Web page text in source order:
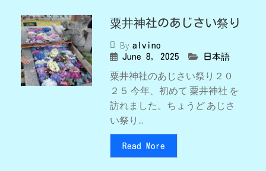
粟井神社のあじさい祭り
By alvino
June 8, 2025
日本語
粟井神社のあじさい祭り２０
２５ 今年、初めて 粟井神社 を
訪れました。ちょうど あじさ
い祭り...
Read More